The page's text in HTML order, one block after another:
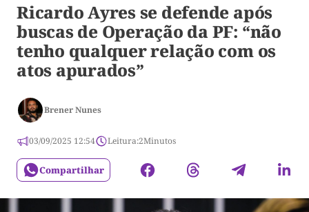
Ricardo Ayres se defende após
buscas de Operação da PF: “não
tenho qualquer relação com os
atos apurados”
Brener Nunes
03/09/2025 12:54 Leitura:2Minutos
Compartilhar